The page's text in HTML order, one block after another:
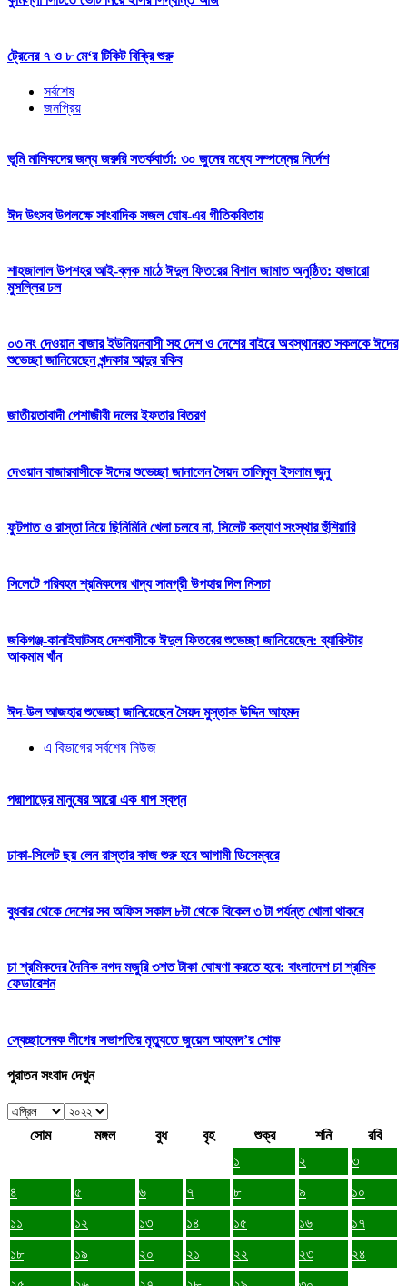
ট্রেনের ৭ ও ৮ মে‘র টিকিট বিক্রি শুরু
সর্বশেষ
জনপ্রিয়
ভূমি মালিকদের জন্য জরুরি সতর্কবার্তা: ৩০ জুনের মধ্যে সম্পন্নের নির্দেশ
ঈদ উৎসব উপলক্ষে সাংবাদিক সজল ঘোষ-এর গীতিকবিতায়
শাহজালাল উপশহর আই-ব্লক মাঠে ঈদুল ফিতরের বিশাল জামাত অনুষ্ঠিত: হাজারো
মুসল্লির ঢল
০৩ নং দেওয়ান বাজার ইউনিয়নবাসী সহ দেশ ও দেশের বাইরে অবস্থানরত সকলকে ঈদের
শুভেচ্ছা জানিয়েছেন খন্দকার আব্দুর রকিব
জাতীয়তাবাদী পেশাজীবী দলের ইফতার বিতরণ
দেওয়ান বাজারবাসীকে ঈদের শুভেচ্ছা জানালেন সৈয়দ তালিমুল ইসলাম জুনু
ফুটপাত ও রাস্তা নিয়ে ছিনিমিনি খেলা চলবে না, সিলেট কল্যাণ সংস্থার হুঁশিয়ারি
সিলেটে পরিবহন শ্রমিকদের খাদ্য সামগ্রী উপহার দিল নিসচা
জকিগঞ্জ-কানাইঘাটসহ দেশবাসীকে ঈদুল ফিতরের শুভেচ্ছা জানিয়েছেন: ব্যারিস্টার
আকমাম খাঁন
ঈদ-উল আজহার শুভেচ্ছা জানিয়েছেন সৈয়দ মুস্তাক উদ্দিন আহমদ
এ বিভাগের সর্বশেষ নিউজ
পদ্মাপাড়ের মানুষের আরো এক ধাপ স্বপ্ন
ঢাকা-সিলেট ছয় লেন রাস্তার কাজ শুরু হবে আগামী ডিসেম্বরে
বুধবার থেকে দেশের সব অফিস সকাল ৮টা থেকে বিকেল ৩ টা পর্যন্ত খোলা থাকবে
চা শ্রমিকদের দৈনিক নগদ মজুরি ৩শত টাকা ঘোষণা করতে হবে: বাংলাদেশ চা শ্রমিক
ফেডারেশন
স্বেচ্ছাসেবক লীগের সভাপতির মৃত্যুতে জুয়েল আহমদ’র শোক
পুরাতন সংবাদ দেখুন
সোম মঙ্গল বুধ বৃহ শুক্র শনি
রবি
১
২
৩
৪
৫ ৬ ৭ ৮ ৯
১০
১১
১২ ১৩ ১৪ ১৫ ১৬
১৭
১৮
১৯ ২০ ২১ ২২ ২৩
২৪